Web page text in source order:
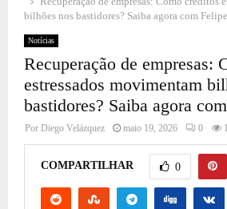
bilhões nos bastidores? Saiba agora com
Notícias
Recuperação de empresas:
estressados movimentam
bastidores? Saiba agora
Por Diego Velázquez maio 19, 2026 0
COMPARTILHAR 0